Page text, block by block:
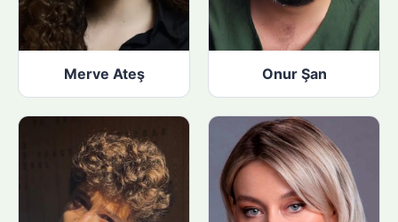
Merve Ateş Onur Şan